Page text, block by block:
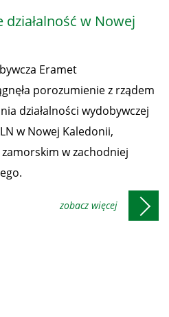
w Nowej
Eramet
porozumienie z rządem
działalności wydobywczej
w Nowej Kaledonii,
w zachodniej